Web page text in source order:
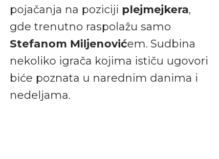
pojačanja na poziciji plejmejkera,
gde trenutno raspolažu samo
Stefanom Miljenovićem. Sudbina
nekoliko igrača kojima ističu ugovori
biće poznata u narednim danima i
nedeljama.